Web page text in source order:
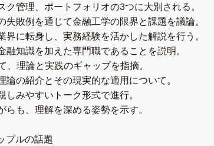
管理、ポートフォリオの3つに大別される。
敗例を通じて金融工学の限界と課題を議論。
に転身し、実務経験を活かした解説を行う。
知識を加えた専門職であることを説明。
理論と実践のギャップを指摘。
の紹介とその現実的な適用について。
みやすいトーク形式で進行。
も、理解を深める姿勢を示す。
プルの話題